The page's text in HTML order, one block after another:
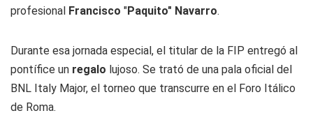
profesional Francisco "Paquito" Navarro.
Durante esa jornada especial, el titular de la FIP entregó al
pontífice un regalo lujoso. Se trató de una pala oficial del
BNL Italy Major, el torneo que transcurre en el Foro Itálico
de Roma.